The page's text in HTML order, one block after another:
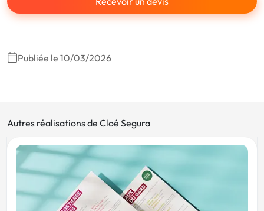
Publiée le 10/03/2026
Autres réalisations de Cloé Segura